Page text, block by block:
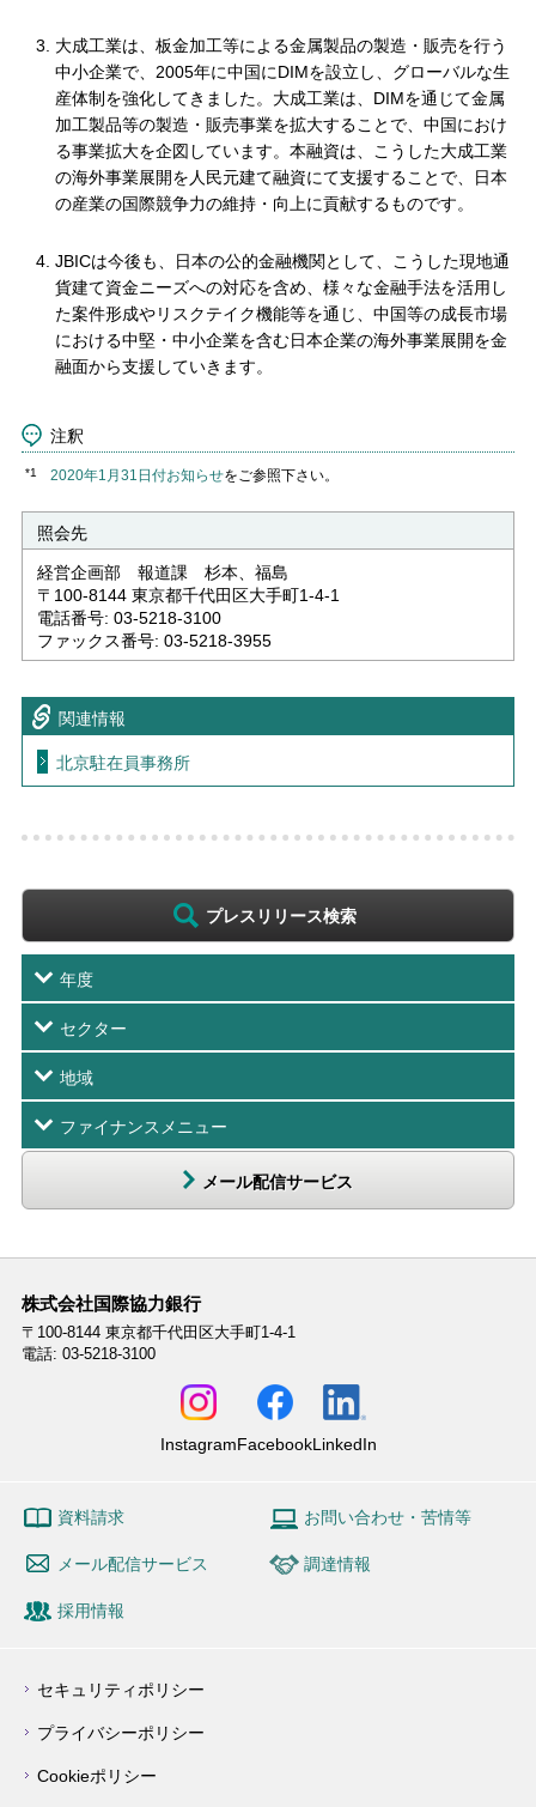
大成工業は、板金加工等による金属製品の製造・販売を行う
中小企業で、2005年に中国にDIMを設立し、グローバルな生
産体制を強化してきました。大成工業は、DIMを通じて金属
加工製品等の製造・販売事業を拡大することで、中国におけ
る事業拡大を企図しています。本融資は、こうした大成工業
の海外事業展開を人民元建て融資にて支援することで、日本
の産業の国際競争力の維持・向上に貢献するものです。
JBICは今後も、日本の公的金融機関として、こうした現地通
貨建て資金ニーズへの対応を含め、様々な金融手法を活用し
た案件形成やリスクテイク機能等を通じ、中国等の成長市場
における中堅・中小企業を含む日本企業の海外事業展開を金
融面から支援していきます。
注釈
*1 2020年1月31日付お知らせをご参照下さい。
照会先
経営企画部 報道課 杉本、福島
〒100-8144 東京都千代田区大手町1-4-1
電話番号: 03-5218-3100
ファックス番号: 03-5218-3955
関連情報
北京駐在員事務所
プレスリリース検索
年度
セクター
地域
ファイナンスメニュー
メール配信サービス
株式会社国際協力銀行
〒100-8144 東京都千代田区大手町1-4-1
電話: 03-5218-3100
InstagramFacebookLinkedIn
資料請求 お問い合わせ・苦情等
メール配信サービス 調達情報
採用情報
セキュリティポリシー
プライバシーポリシー
Cookieポリシー